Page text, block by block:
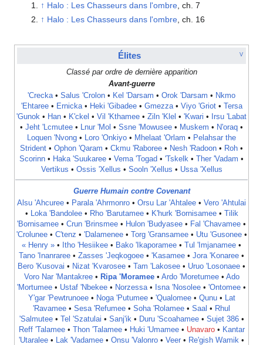
↑ Halo : Les Chasseurs dans l'ombre, ch. 7
↑ Halo : Les Chasseurs dans l'ombre, ch. 16
V
Élites
Classé par ordre de dernière apparition
Avant-guerre
'Crecka • Salus 'Crolon • Kel 'Darsam • Orok 'Darsam • Nkmo
'Ehtaree• Ernicka• Heki 'Gibadee• Gmezza• Viyo 'Griot• Tersa
'Gunok • Han • K'ckel • Vil 'Kthamee • Ziln 'Klel • 'Kwari •
Irsu 'Labat
• Jeht 'Lcmutee • Lnur 'Mol • Ssne 'Mowusee • Muskem • N'oraq •
Loquen 'Nvong • Loro 'Onkiyo • Mhelaat 'Orlam • Pelahsar the
Strident • Ophon 'Qaram • Ckmu 'Raboree • Nesh 'Radoon • Roh •
Scorinn • Haka 'Suukaree • Vema 'Togad • 'Tskelk • Ther 'Vadam •
Vertikus • Ossis 'Xellus • Sooln 'Xellus • Ussa 'Xellus
Guerre Humain contre Covenant
Alsu 'Ahcuree • Parala 'Ahrmonro • Orsu Lar 'Ahtalee • Vero 'Ahtulai
•
Loka 'Bandolee• Rho 'Barutamee• K'hurk 'Bornisamee• Tilik
'Bornisamee • Crun 'Brinsmee • Hulon 'Budyasee • Fal 'Chavamee •
'Crolunee• C'tenz • 'Dalamenee• Torg 'Gransamee• Utu 'Gusonee•
« Henry » • Itho 'Hesiikee • Bako 'Ikaporamee • Tul 'Imjanamee •
Tano 'Inanraree • Zasses 'Jeqkogoee • 'Kasamee • Jora 'Konaree •
Bero 'Kusovai • Nizat 'Kvarosee • Tam 'Lakosee • Uruo 'Losonaee •
Voro Nar 'Mantakree• Ripa 'Moramee• Ardo 'Moretumee• Ado
'Mortumee • Ustaf 'Nbekee • Norzessa • Isna 'Nosolee • 'Ontomee •
Y'gar 'Pewtrunoee• Noga 'Putumee• 'Qualomee• Qunu•
Lat
'Ravamee • Sesa 'Refumee • Soha 'Rolamee • Saal • Rhul
'Salmutee• Tel 'Szatulai • Sanj'ik • Duru 'Scoahamee• Sujet 386•
Reff 'Talamee• Thon 'Talamee• Huki 'Umamee• Unavaro• Kantar
'Utaralee • Lak 'Vadamee • Onsu 'Valonro • Veer • Re'gish Wamik •